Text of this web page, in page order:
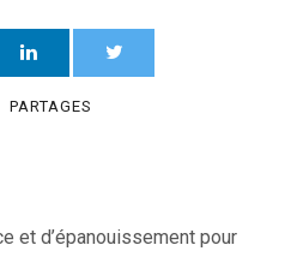
PARTAGES
et d’épanouissement pour